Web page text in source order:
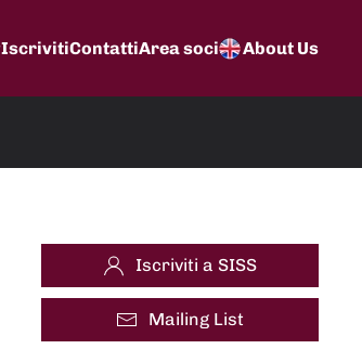
IscrivitiContattiArea soci About Us
Iscriviti a SISS
Mailing List